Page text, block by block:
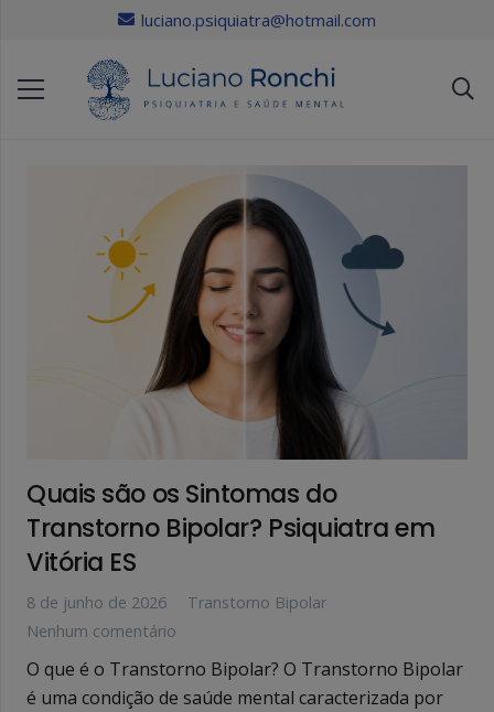
luciano.psiquiatra@hotmail.com
Quais são os Sintomas do
Transtorno Bipolar? Psiquiatra em
Vitória ES
8 de junho de 2026
Transtorno Bipolar
Nenhum comentário
O que é o Transtorno Bipolar? O Transtorno Bipolar
é uma condição de saúde mental caracterizada por